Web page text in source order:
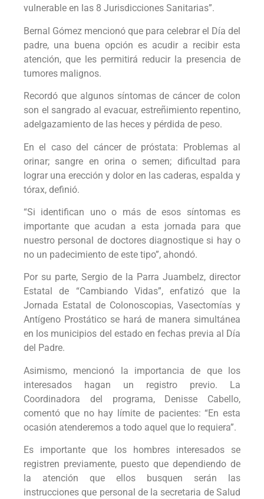
vulnerable en las 8 Jurisdicciones Sanitarias”.
Bernal Gómez mencionó que para celebrar el Día del
padre, una buena opción es acudir a recibir esta
atención, que les permitirá reducir la presencia de
tumores malignos.
Recordó que algunos síntomas de cáncer de colon
son el sangrado al evacuar, estreñimiento repentino,
adelgazamiento de las heces y pérdida de peso.
En el caso del cáncer de próstata: Problemas al
orinar; sangre en orina o semen; dificultad para
lograr una erección y dolor en las caderas, espalda y
tórax, definió.
“Si identifican uno o más de esos síntomas es
importante que acudan a esta jornada para que
nuestro personal de doctores diagnostique si hay o
no un padecimiento de este tipo”, ahondó.
Por su parte, Sergio de la Parra Juambelz, director
Estatal de “Cambiando Vidas”, enfatizó que la
Jornada Estatal de Colonoscopias, Vasectomías y
Antígeno Prostático se hará de manera simultánea
en los municipios del estado en fechas previa al Día
del Padre.
Asimismo, mencionó la importancia de que los
interesados hagan un registro previo. La
Coordinadora del programa, Denisse Cabello,
comentó que no hay límite de pacientes: “En esta
ocasión atenderemos a todo aquel que lo requiera”.
Es importante que los hombres interesados se
registren previamente, puesto que dependiendo de
la atención que ellos busquen serán las
instrucciones que personal de la secretaria de Salud